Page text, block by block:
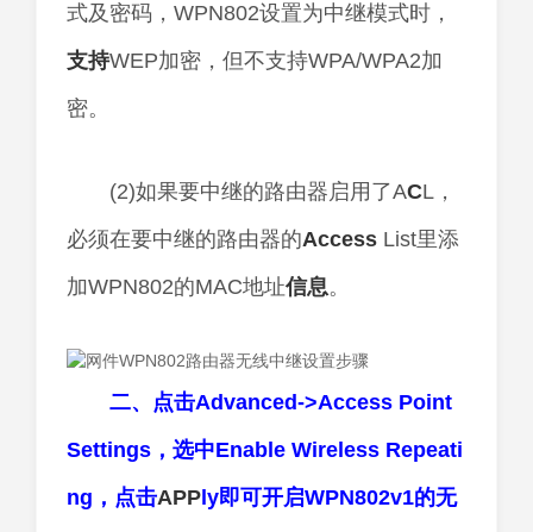
式及密码，WPN802设置为中继模式时，
支持WEP加密，但不支持WPA/WPA2加
密。
(2)如果要中继的路由器启用了ACL，
必须在要中继的路由器的Access List里添
加WPN802的MAC地址信息。
二、点击Advanced->Access Point
Settings，选中Enable Wireless Repeati
ng，点击APPly即可开启WPN802v1的无